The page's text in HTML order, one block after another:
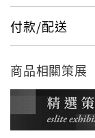
付款/配送
商品相關策展